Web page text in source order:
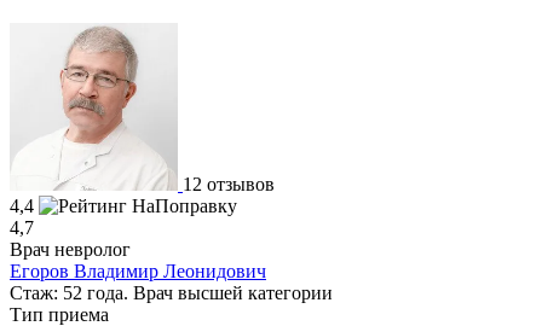
12 отзывов
4,4
4,7
Врач невролог
Егоров Владимир Леонидович
Стаж: 52 года. Врач высшей категории
Тип приема